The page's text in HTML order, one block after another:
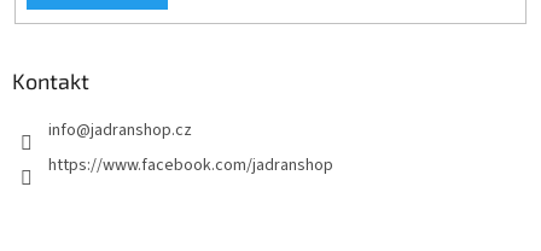
Kontakt
info@jadranshop.cz
https://www.facebook.com/jadranshop